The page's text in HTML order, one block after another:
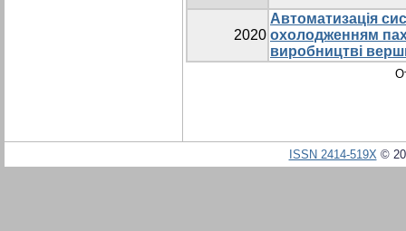
2020
Автоматизація
охолодженням
виробництві
ISSN 2414-519X©